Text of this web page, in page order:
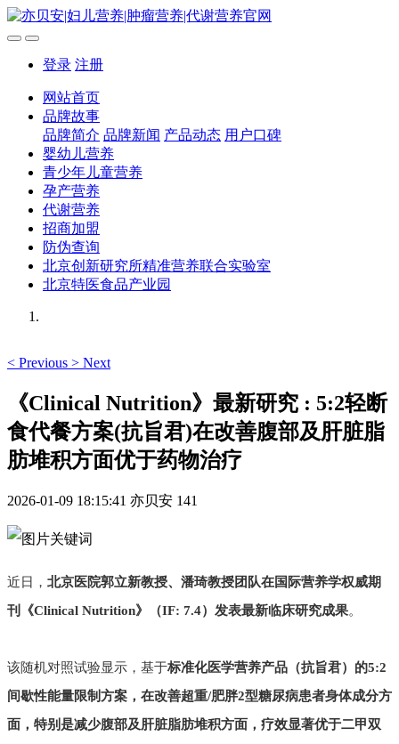
登录 注册
网站首页
品牌故事
品牌简介 品牌新闻 产品动态 用户口碑
婴幼儿营养
青少年儿童营养
孕产营养
代谢营养
招商加盟
防伪查询
北京创新研究所精准营养联合实验室
北京特医食品产业园
< Previous > Next
《Clinical Nutrition》最新研究 : 5:2轻断
食代餐方案(抗旨君)在改善腹部及肝脏脂
肪堆积方面优于药物治疗
2026-01-09 18:15:41 亦贝安 141
近日， 北京医院郭立新教授、潘琦教授团队在国际营养学权威期
刊《Clinical Nutrition》（IF: 7.4）发表最新临床研究成果。
该随机对照试验显示，基于标准化医学营养产品（抗旨君）的5:2
间歇性能量限制方案，在改善超重/肥胖2型糖尿病患者身体成分方
面， 特别是减少腹部及肝脏脂肪堆积方面， 疗效显著优于二甲双